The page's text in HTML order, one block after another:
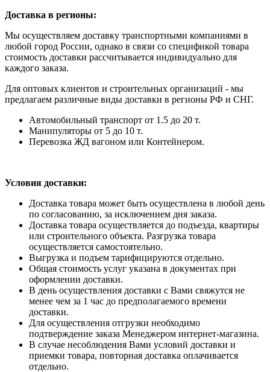
Доставка в регионы:
Мы осуществляем доставку транспортными компаниями в
любой город России, однако в связи со спецификой товара
стоимость доставки рассчитывается индивидуально для
каждого заказа.
Для оптовых клиентов и строительных организаций - мы
предлагаем различные виды доставки в регионы РФ и СНГ.
Автомобильный транспорт от 1.5 до 20 т.
Манипуляторы от 5 до 10 т.
Перевозка ЖД вагоном или Контейнером.
Условия доставки:
Доставка товара может быть осуществлена в любой день
по согласованию, за исключением дня заказа.
Доставка товара осуществляется до подъезда, квартиры
или строительного объекта. Разгрузка товара
осуществляется самостоятельно.
Выгрузка и подъем тарифицируются отдельно.
Общая стоимость услуг указана в документах при
оформлении доставки.
В день осуществления доставки с Вами свяжутся не
менее чем за 1 час до предполагаемого времени
доставки.
Для осуществления отгрузки необходимо
подтверждение заказа Менеджером интернет-магазина.
В случае несоблюдения Вами условий доставки и
приемки товара, повторная доставка оплачивается
отдельно.